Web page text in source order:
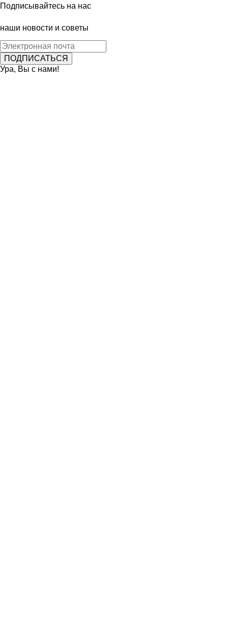
Подписывайтесь на нас
наши новости и советы
Ура, Вы с нами!